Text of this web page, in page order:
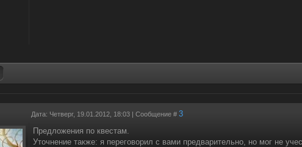
Дата: Четверг, 19.01.2012, 18:03 | Сообщение # 3
Предложения по квестам.
Уточнение также: я переговорил с вами предварительно, но мог не